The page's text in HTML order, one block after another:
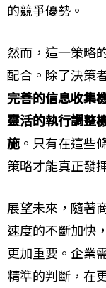
的競爭優勢。
然而，這一策略
配合。除了決策
完善的信息收集
靈活的執行調整
施 。只有在這些
策略才能真正發
展望未來，隨著
速度的不斷加快，
更加重要。企業
精準的判斷，在